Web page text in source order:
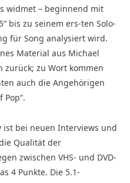
widmet – beginnend mit
bis zu seinem ers-ten Solo-
für Song analysiert wird.
Material aus Michael
zurück; zu Wort kommen
auch die Angehörigen
Pop“.
ist bei neuen Interviews und
Qualität der
zwischen VHS- und DVD-
4 Punkte. Die 5.1-